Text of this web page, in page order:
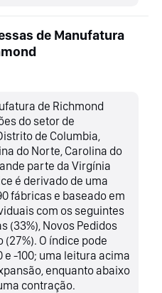
de Manufatura
de Richmond
do setor de
de Columbia,
do Norte, Carolina do
parte da Virgínia
é derivado de uma
fábricas e baseado em
com os seguintes
(33%), Novos Pedidos
(27%). O índice pode
e -100; uma leitura acima
enquanto abaixo
contração.